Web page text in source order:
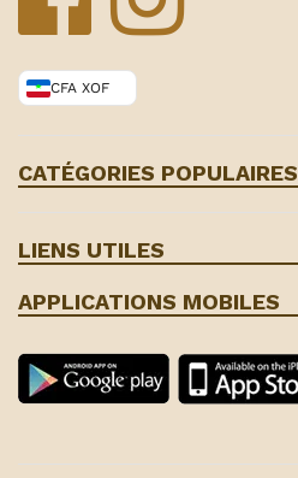
CFA XOF
CATÉGORIES POPULAIRES
LIENS UTILES
APPLICATIONS MOBILES